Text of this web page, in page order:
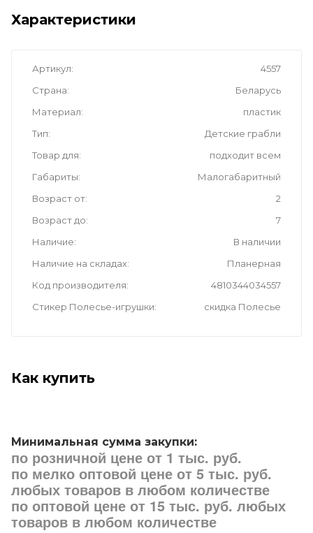
Характеристики
Артикул
4557
Страна
Беларусь
Материал
пластик
Тип
Детские грабли
Товар для
подходит всем
Габариты
Малогабаритный
Возраст от
2
Возраст до
7
Наличие
В наличии
Наличие на складах
Планерная
Код производителя
4810344034557
Стикер Полесье-игрушки
скидка Полесье
Как купить
Минимальная сумма закупки:
по розничной цене от 1 тыс. руб.
по мелко оптовой цене от 5 тыс. руб.
любых товаров в любом количестве
по оптовой цене от 15 тыс. руб. любых
товаров в любом количестве